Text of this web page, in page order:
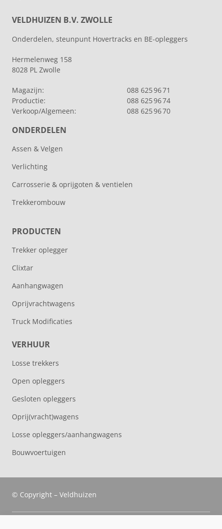
VELDHUIZEN B.V. ZWOLLE
Onderdelen, steunpunt Hovertracks en BE-opleggers
Hermelenweg 158
8028 PL Zwolle
Magazijn:
088 625 96 71
Productie:
088 625 96 74
Verkoop/Algemeen:
088 625 96 70
ONDERDELEN
Assen & Velgen
Verlichting
Carrosserie & oprijgoten & ventielen
Trekkerombouw
PRODUCTEN
Trekker oplegger
Clixtar
Aanhangwagen
Oprijvrachtwagens
Truck Modificaties
VERHUUR
Losse trekkers
Open opleggers
Gesloten opleggers
Oprij(vracht)wagens
Losse opleggers/aanhangwagens
Bouwvoertuigen
© Copyright – Veldhuizen